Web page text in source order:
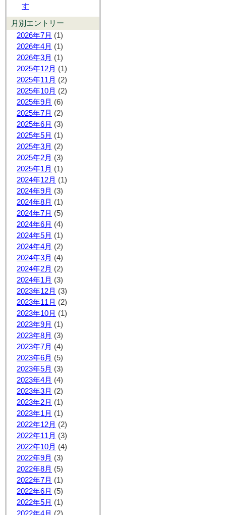
す
月別エントリー
2026年7月 (1)
2026年4月 (1)
2026年3月 (1)
2025年12月 (1)
2025年11月 (2)
2025年10月 (2)
2025年9月 (6)
2025年7月 (2)
2025年6月 (3)
2025年5月 (1)
2025年3月 (2)
2025年2月 (3)
2025年1月 (1)
2024年12月 (1)
2024年9月 (3)
2024年8月 (1)
2024年7月 (5)
2024年6月 (4)
2024年5月 (1)
2024年4月 (2)
2024年3月 (4)
2024年2月 (2)
2024年1月 (3)
2023年12月 (3)
2023年11月 (2)
2023年10月 (1)
2023年9月 (1)
2023年8月 (3)
2023年7月 (4)
2023年6月 (5)
2023年5月 (3)
2023年4月 (4)
2023年3月 (2)
2023年2月 (1)
2023年1月 (1)
2022年12月 (2)
2022年11月 (3)
2022年10月 (4)
2022年9月 (3)
2022年8月 (5)
2022年7月 (1)
2022年6月 (5)
2022年5月 (1)